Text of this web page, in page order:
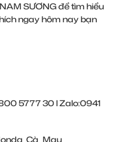
SƯƠNG để tìm hiểu
ngay hôm nay bạn
5777 30 l Zalo:0941